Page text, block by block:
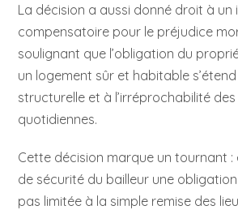
La décision a aussi donné droit à un
compensatoire pour le préjudice
soulignant que l’obligation du
un logement sûr et habitable
structurelle et à l’irréprochabilité
quotidiennes.
Cette décision marque un tournant :
de sécurité du bailleur une
pas limitée à la simple remise des